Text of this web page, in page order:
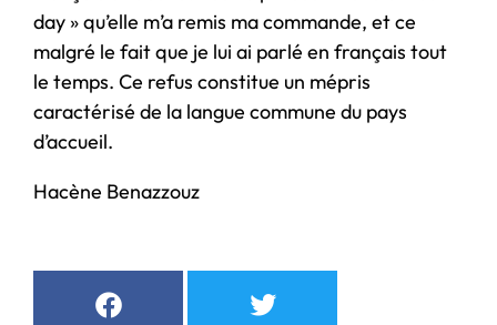
day » qu’elle m’a remis ma commande, et ce
malgré le fait que je lui ai parlé en français tout
le temps. Ce refus constitue un mépris
caractérisé de la langue commune du pays
d’accueil.
Hacène Benazzouz